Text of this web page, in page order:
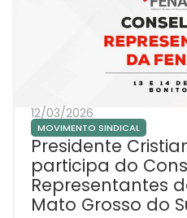
12/03/2026
MOVIMENTO SINDICAL
Presidente
participa do
Representantes
Mato Grosso do